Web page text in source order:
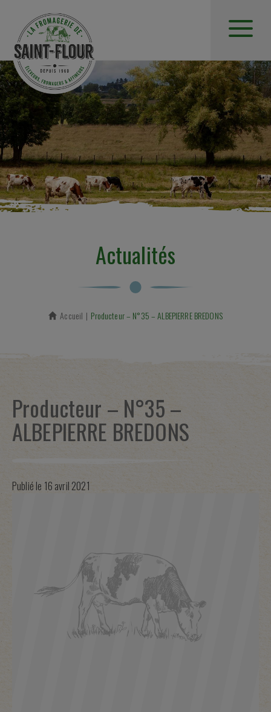
Actualités
Accueil En cours :
Producteur – N°35 – ALBEPIERRE BREDONS
Producteur – N°35 –
ALBEPIERRE BREDONS
Publié le 16 avril 2021